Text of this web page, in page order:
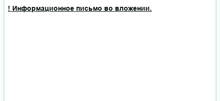
! Информационное письмо во вложении.